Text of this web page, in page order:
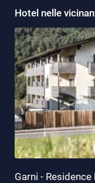
Hotel nelle
Garni -